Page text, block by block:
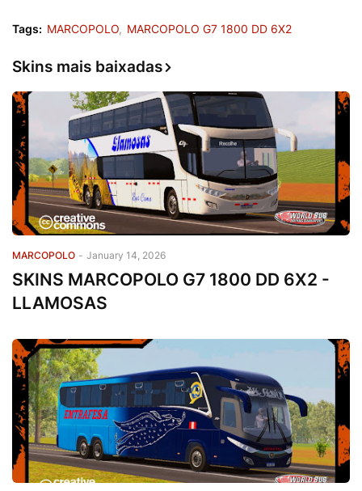
Tags: MARCOPOLO MARCOPOLO G7 1800 DD 6X2
Skins mais baixadas
MARCOPOLO - January 14, 2026
SKINS MARCOPOLO G7 1800 DD 6X2 -
LLAMOSAS